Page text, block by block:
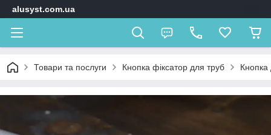
alusyst.com.ua
Товари та послуги Кнопка фіксатор для труб Кнопка